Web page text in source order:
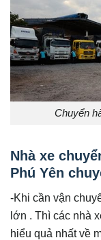
Chuyển
Nhà xe
Phú Yên
-Khi cần vận
lớn . Thì các nhà
hiểu quả nhất về